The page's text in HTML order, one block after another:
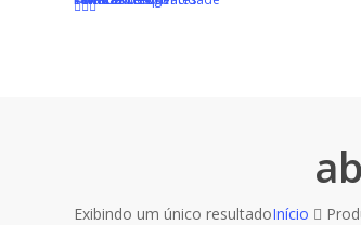
Exibindo um único resultadoInício